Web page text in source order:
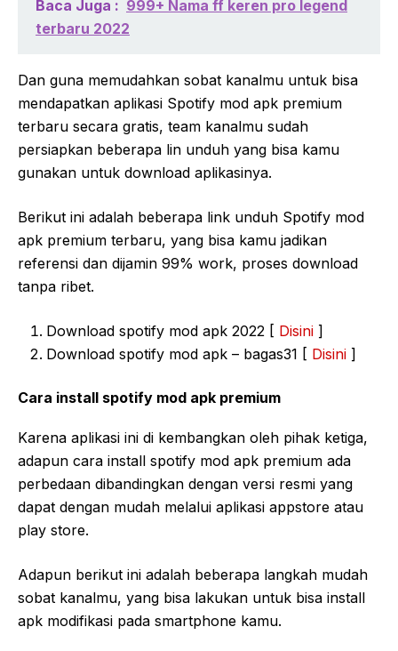
Baca Juga : 999+ Nama ff keren pro legend
terbaru 2022
Dan guna memudahkan sobat kanalmu untuk bisa
mendapatkan aplikasi Spotify mod apk premium
terbaru secara gratis, team kanalmu sudah
persiapkan beberapa lin unduh yang bisa kamu
gunakan untuk download aplikasinya.
Berikut ini adalah beberapa link unduh Spotify mod
apk premium terbaru, yang bisa kamu jadikan
referensi dan dijamin 99% work, proses download
tanpa ribet.
Download spotify mod apk 2022 [ Disini ]
Download spotify mod apk – bagas31 [ Disini ]
Cara install spotify mod apk premium
Karena aplikasi ini di kembangkan oleh pihak ketiga,
adapun cara install spotify mod apk premium ada
perbedaan dibandingkan dengan versi resmi yang
dapat dengan mudah melalui aplikasi appstore atau
play store.
Adapun berikut ini adalah beberapa langkah mudah
sobat kanalmu, yang bisa lakukan untuk bisa install
apk modifikasi pada smartphone kamu.